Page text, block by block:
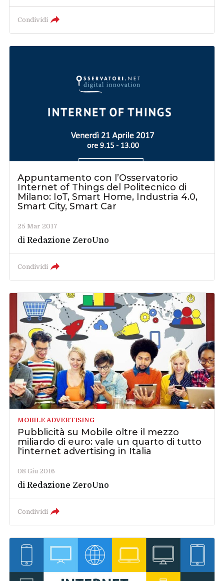
Condividi
Appuntamento con l’Osservatorio
Internet of Things del Politecnico di
Milano: IoT, Smart Home, Industria 4.0,
Smart City, Smart Car
25 Mar 2017
diRedazione ZeroUno
Condividi
MOBILE ADVERTISING
Pubblicità su Mobile oltre il mezzo
miliardo di euro: vale un quarto di tutto
l'internet advertising in Italia
08 Giu 2016
diRedazione ZeroUno
Condividi